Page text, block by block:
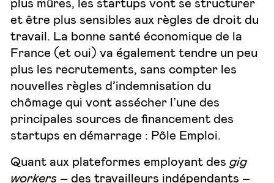
et être plus sensibles aux règles de droit du
travail. La bonne santé économique de la
France (et oui) va également tendre un peu
plus les recrutements, sans compter les
nouvelles règles d’indemnisation du
chômage qui vont assécher l’une des
principales sources de financement des
startups en démarrage : Pôle Emploi.
Quant aux plateformes employant des gig
workers – des travailleurs indépendants –